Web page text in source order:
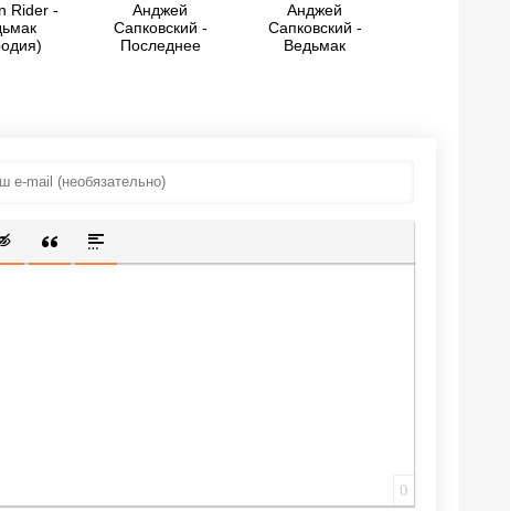
Rider -
Анджей
Сапковский -
Последнее
Анджей
Сапковский -
Ведьмак
ССЫЛКУ
СМАЙЛИКСКРЫТОГО ТЕКСТА
ВСТАВКА ЦИТАТЫ
ВСТАВКА СПОЙЛЕРА
0